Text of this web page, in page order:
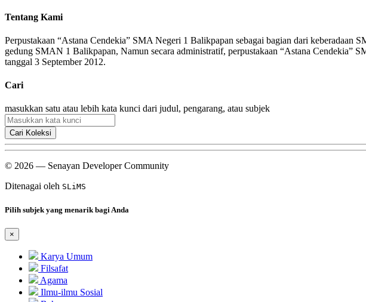
Tentang Kami
Perpustakaan “Astana Cendekia” SMA Negeri 1 Balikpapan sebagai bagian dari keberadaan
gedung SMAN 1 Balikpapan, Namun secara administratif, perpustakaan “Astana
tanggal 3 September 2012.
Cari
masukkan satu atau lebih kata kunci dari judul, pengarang, atau subjek
Cari Koleksi
© 2026 — Senayan Developer Community
Ditenagai oleh SLiMS
Pilih subjek yang menarik bagi Anda
×
Karya Umum
Filsafat
Agama
Ilmu-ilmu Sosial